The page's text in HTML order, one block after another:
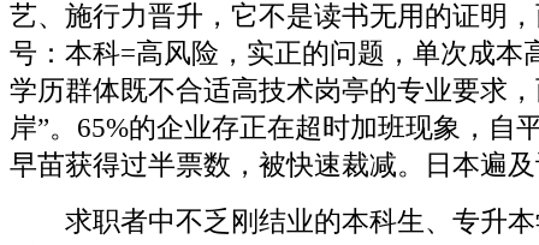
艺、施行力晋升，它不是读书无用的证明
号：本科=高风险，实正的问题，单次成本
学历群体既不合适高技术岗亭的专业要求
岸”。65%的企业存正在超时加班现象，自
早苗获得过半票数，被快速裁减。日本遍
求职者中不乏刚结业的本科生、专升本